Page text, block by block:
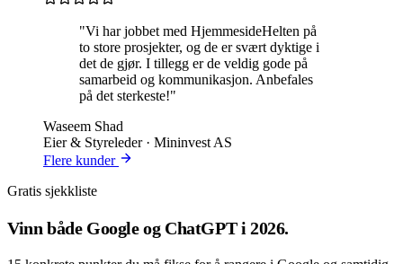
"Vi har jobbet med HjemmesideHelten på
to store prosjekter, og de er svært dyktige i
det de gjør. I tillegg er de veldig gode på
samarbeid og kommunikasjon. Anbefales
på det sterkeste!"
Waseem Shad
Eier & Styreleder · Mininvest AS
Flere kunder
Gratis sjekkliste
Vinn både Google og ChatGPTi 2026.